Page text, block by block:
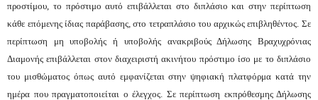
προστίμου, το πρόστιμο αυτό επιβάλλεται στο διπλάσιο και στην περίπτωση
κάθε επόμενης ίδιας παράβασης, στο τετραπλάσιο του αρχικώς επιβληθέντος. Σε
περίπτωση μη υποβολής ή υποβολής ανακριβούς Δήλωσης Βραχυχρόνιας
Διαμονής επιβάλλεται στον διαχειριστή ακινήτου πρόστιμο ίσο με το διπλάσιο
του μισθώματος όπως αυτό εμφανίζεται στην ψηφιακή πλατφόρμα κατά την
ημέρα που πραγματοποιείται ο έλεγχος. Σε περίπτωση εκπρόθεσμης Δήλωσης